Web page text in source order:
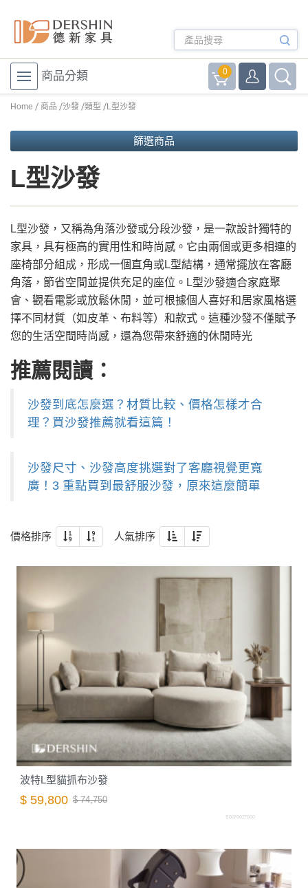
商品分類 0
Home 商品 沙發 類型 L型沙發
篩選商品
L型沙發
L型沙發，又稱為角落沙發或分段沙發，是一款設計獨特的
家具，具有極高的實用性和時尚感。它由兩個或更多相連的
座椅部分組成，形成一個直角或L型結構，通常擺放在客廳
角落，節省空間並提供充足的座位。L型沙發適合家庭聚
會、觀看電影或放鬆休閒，並可根據個人喜好和居家風格選
擇不同材質（如皮革、布料等）和款式。這種沙發不僅賦予
您的生活空間時尚感，還為您帶來舒適的休閒時光
推薦閱讀：
沙發到底怎麼選？材質比較、價格怎樣才合
理？買沙發推薦就看這篇！
沙發尺寸、沙發高度挑選對了客廳視覺更寬
廣！3 重點買到最舒服沙發，原來這麼簡單
價格排序 人氣排序
波特L型貓抓布沙發
$ 59,800 $ 74,750
S0070027000